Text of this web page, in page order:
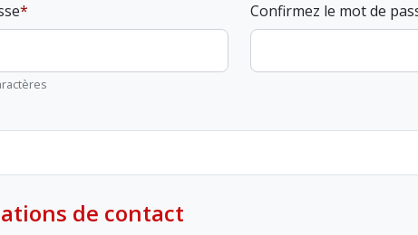
Confirmez le mot de
de contact